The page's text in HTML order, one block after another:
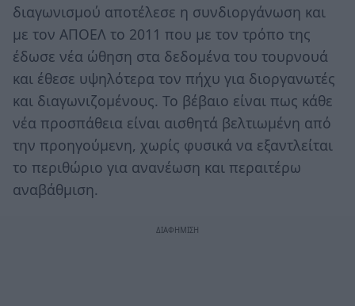
διαγωνισμού αποτέλεσε η συνδιοργάνωση και
με τον ΑΠΟΕΛ το 2011 που με τον τρόπο της
έδωσε νέα ώθηση στα δεδομένα του τουρνουά
και έθεσε υψηλότερα τον πήχυ για διοργανωτές
και διαγωνιζομένους. Το βέβαιο είναι πως κάθε
νέα προσπάθεια είναι αισθητά βελτιωμένη από
την προηγούμενη, χωρίς φυσικά να εξαντλείται
το περιθώριο για ανανέωση και περαιτέρω
αναβάθμιση.